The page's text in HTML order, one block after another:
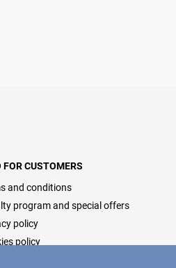
FOR CUSTOMERS
and conditions
program and special offers
policy
policy